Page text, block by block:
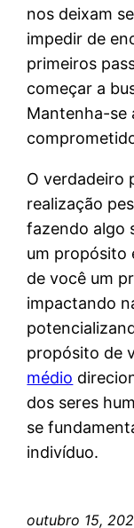
nos deixam
impedir de
primeiros
começar a
Mantenha-se
O verdadeiro
realização
fazendo algo
um propósito
de você um
impactando
propósito de
médio
dos seres
se
indivíduo.
outubro 15,